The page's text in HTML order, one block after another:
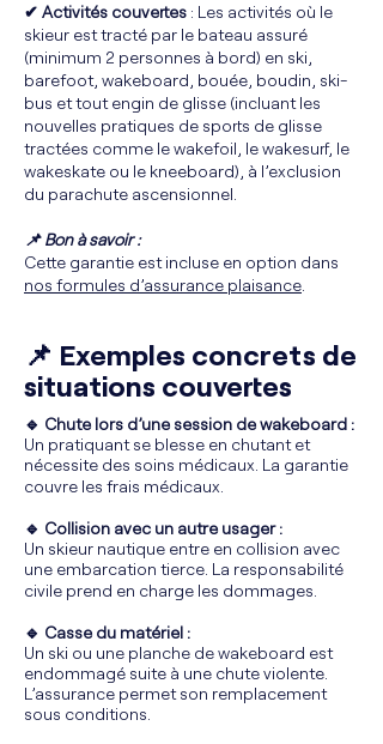
✔ Activités couvertes : Les activités où le
skieur est tracté par le bateau assuré
(minimum 2 personnes à bord) en ski,
barefoot, wakeboard, bouée, boudin, ski-
bus et tout engin de glisse (incluant les
nouvelles pratiques de sports de glisse
tractées comme le wakefoil, le wakesurf, le
wakeskate ou le kneeboard), à l’exclusion
du parachute ascensionnel.
📌 Bon à savoir :
Cette garantie est incluse en option dans
nos formules d’assurance plaisance
📌 Exemples concrets de
situations couvertes
🔹 Chute lors d’une session de wakeboard :
Un pratiquant se blesse en chutant et
nécessite des soins médicaux. La garantie
couvre les frais médicaux.
🔹 Collision avec un autre usager :
Un skieur nautique entre en collision avec
une embarcation tierce. La responsabilité
civile prend en charge les dommages.
🔹 Casse du matériel :
Un ski ou une planche de wakeboard est
endommagé suite à une chute violente.
L’assurance permet son remplacement
sous conditions.